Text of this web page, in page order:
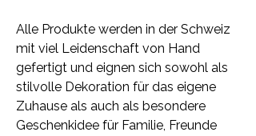
Alle Produkte werden in der Schweiz
mit viel Leidenschaft von Hand
gefertigt und eignen sich sowohl als
stilvolle Dekoration für das eigene
Zuhause als auch als besondere
Geschenkidee für Familie, Freunde